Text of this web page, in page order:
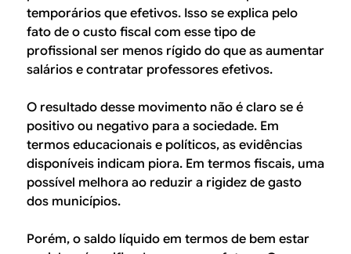
temporários que efetivos. Isso se explica pelo
fato de o custo fiscal com esse tipo de
profissional ser menos rígido do que as aumentar
salários e contratar professores efetivos.
O resultado desse movimento não é claro se é
positivo ou negativo para a sociedade. Em
termos educacionais e políticos, as evidências
disponíveis indicam piora. Em termos fiscais, uma
possível melhora ao reduzir a rigidez de gasto
dos municípios.
Porém, o saldo líquido em termos de bem estar